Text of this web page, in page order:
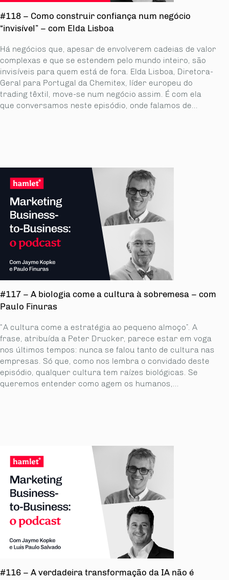
#118 – Como construir confiança num negócio
“invisível” – com Elda Lisboa
Há negócios que, apesar de envolverem cadeias de valor
complexas e que se estendem pelo mundo inteiro, são
invisíveis para quem está de fora. Elda Lisboa, Diretora-
Geral para Portugal da Chemitex, líder europeu do
trading têxtil, move-se num negócio assim. É com ela
que conversamos neste episódio, onde falamos de...
#117 – A biologia come a cultura à sobremesa – com
Paulo Finuras
“A cultura come a estratégia ao pequeno almoço”. A
frase, atribuída a Peter Drucker, parece estar em voga
nos últimos tempos: nunca se falou tanto de cultura nas
empresas. Só que, como nos lembra o convidado deste
episódio, qualquer cultura tem raízes biológicas. Se
queremos entender como agem os humanos,...
#116 – A verdadeira transformação da IA não é